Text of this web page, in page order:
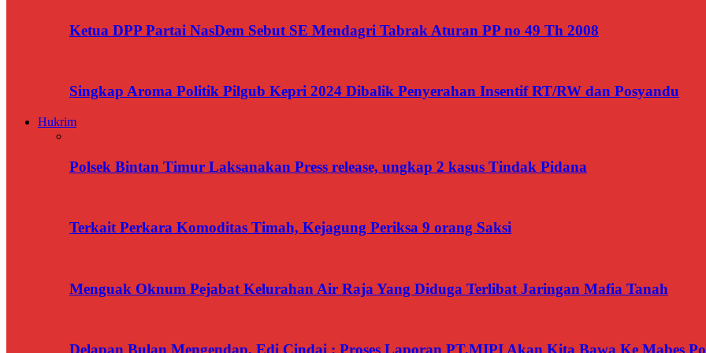
Ketua DPP Partai NasDem Sebut SE Mendagri Tabrak Aturan PP no 49 Th 2008
Singkap Aroma Politik Pilgub Kepri 2024 Dibalik Penyerahan Insentif RT/RW dan Posyandu
Hukrim
Polsek Bintan Timur Laksanakan Press release, ungkap 2 kasus Tindak Pidana
Terkait Perkara Komoditas Timah, Kejagung Periksa 9 orang Saksi
Menguak Oknum Pejabat Kelurahan Air Raja Yang Diduga Terlibat Jaringan Mafia Tanah
Delapan Bulan Mengendap, Edi Cindai : Proses Laporan PT.MIPI Akan Kita Bawa Ke Mabes